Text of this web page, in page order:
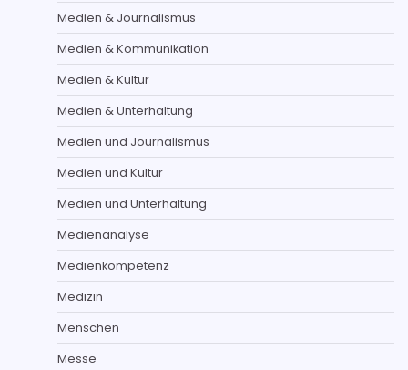
Medien & Journalismus
Medien & Kommunikation
Medien & Kultur
Medien & Unterhaltung
Medien und Journalismus
Medien und Kultur
Medien und Unterhaltung
Medienanalyse
Medienkompetenz
Medizin
Menschen
Messe